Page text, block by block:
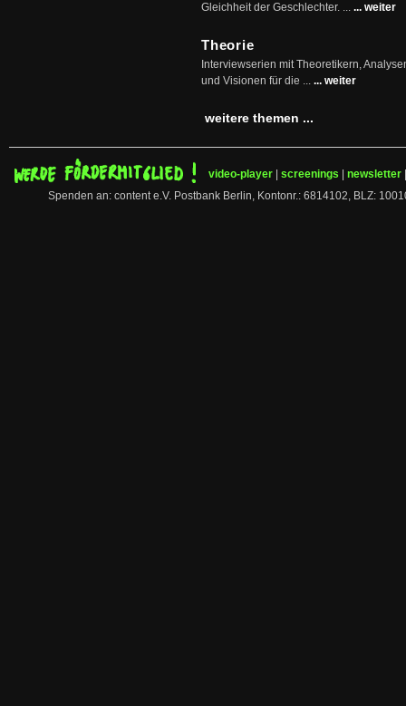
Gleichheit der Geschlechter. ... ... weiter
Theorie
Interviewserien mit Theoretikern,
und Visionen für die ... ... weiter
weitere themen ...
video-player screenings newsletter
Spenden an: content e.V. Postbank Berlin, Kontonr.: 6814102, BLZ: